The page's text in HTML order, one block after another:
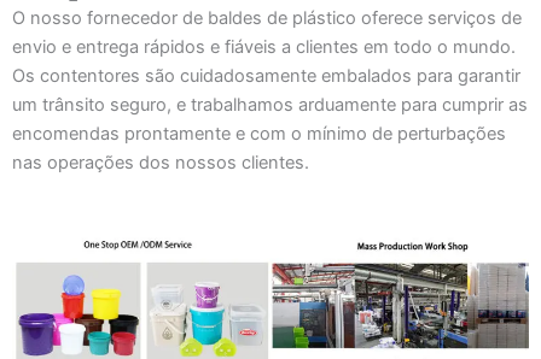
O nosso fornecedor de baldes de plástico oferece serviços de
envio e entrega rápidos e fiáveis a clientes em todo o mundo.
Os contentores são cuidadosamente embalados para garantir
um trânsito seguro, e trabalhamos arduamente para cumprir as
encomendas prontamente e com o mínimo de perturbações
nas operações dos nossos clientes.